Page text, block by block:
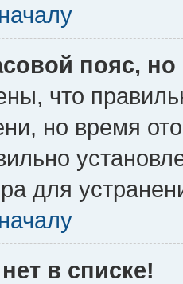
пояс,
что
но время
для
в списке!